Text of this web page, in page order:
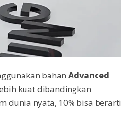
bahanAdvanced
kuat dibandingkan
dunia nyata, 10% bisa berarti